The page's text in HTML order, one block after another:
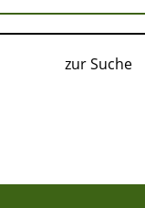
zur Suche